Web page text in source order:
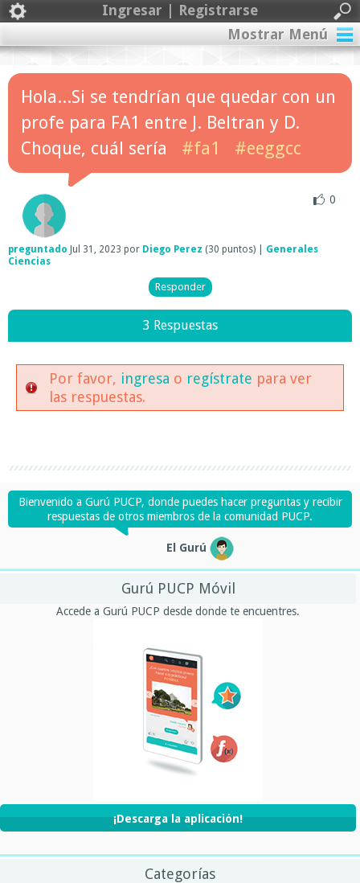
Ingresar | Registrarse
Mostrar Menú
Hola...Si se tendrían que quedar con un
profe para FA1 entre J. Beltran y D.
Choque, cuál sería
#fa1 #eeggcc
0
preguntado Jul 31, 2023 por Diego Perez (30 puntos)
Generales
Ciencias
3 Respuestas
Por favor, ingresa o regístrate para ver
las respuestas.
Bienvenido a Gurú PUCP, donde puedes hacer preguntas y recibir
respuestas de otros miembros de la comunidad PUCP.
El Gurú
Gurú PUCP Móvil
Accede a Gurú PUCP desde donde te encuentres.
¡Descarga la aplicación!
Categorías